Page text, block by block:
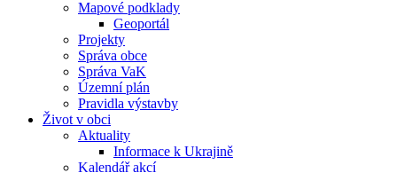
Mapové podklady
Geoportál
Projekty
Správa obce
Správa VaK
Územní plán
Pravidla výstavby
Život v obci
Aktuality
Informace k Ukrajině
Kalendář akcí